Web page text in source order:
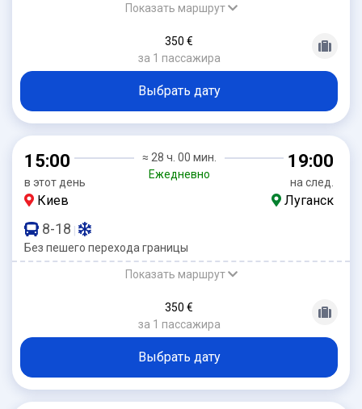
Показать маршрут
350 €
за 1 пассажира
Выбрать дату
15:00
в этот день
≈ 28 ч. 00 мин.
Ежедневно
19:00
на след.
Киев Луганск
8-18 |
Без пешего перехода границы
Показать маршрут
350 €
за 1 пассажира
Выбрать дату